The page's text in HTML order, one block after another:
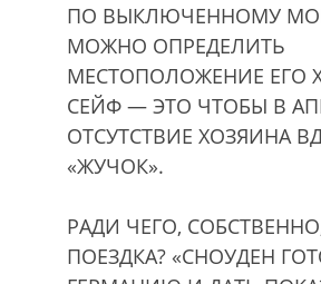
ПО ВЫКЛЮЧЕННОМУ
МОЖНО ОПРЕДЕЛИТЬ
МЕСТОПОЛОЖЕНИЕ ЕГО
СЕЙФ — ЭТО ЧТОБЫ В
ОТСУТСТВИЕ ХОЗЯИНА
«ЖУЧОК».
РАДИ ЧЕГО,
ПОЕЗДКА? «СНОУДЕН